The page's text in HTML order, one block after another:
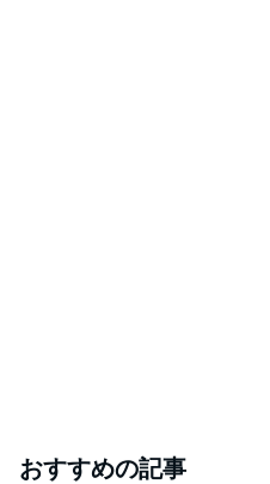
おすすめの記事